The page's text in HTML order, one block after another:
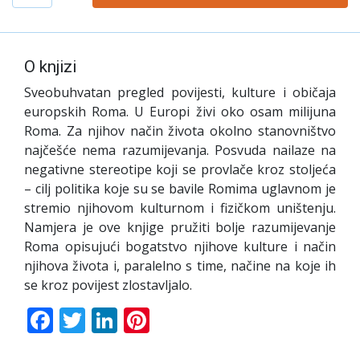
O knjizi
Sveobuhvatan pregled povijesti, kulture i običaja
europskih Roma. U Europi živi oko osam milijuna
Roma. Za njihov način života okolno stanovništvo
najčešće nema razumijevanja. Posvuda nailaze na
negativne stereotipe koji se provlače kroz stoljeća
– cilj politika koje su se bavile Romima uglavnom je
stremio njihovom kulturnom i fizičkom uništenju.
Namjera je ove knjige pružiti bolje razumijevanje
Roma opisujući bogatstvo njihove kulture i način
njihova života i, paralelno s time, načine na koje ih
se kroz povijest zlostavljalo.
Facebook
TwitterLinkedIn